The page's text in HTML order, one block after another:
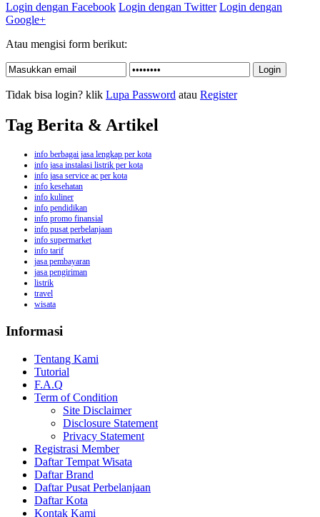
Login dengan Facebook Login dengan Twitter Login dengan
Google+
Atau mengisi form berikut:
Tidak bisa login? klik Lupa Password atau Register
Tag Berita & Artikel
info berbagai jasa lengkap per kota
info jasa instalasi listrik per kota
info jasa service ac per kota
info kesehatan
info kuliner
info pendidikan
info promo finansial
info pusat perbelanjaan
info supermarket
info tarif
jasa pembayaran
jasa pengiriman
listrik
travel
wisata
Informasi
Tentang Kami
Tutorial
F.A.Q
Term of Condition
Site Disclaimer
Disclosure Statement
Privacy Statement
Registrasi Member
Daftar Tempat Wisata
Daftar Brand
Daftar Pusat Perbelanjaan
Daftar Kota
Kontak Kami